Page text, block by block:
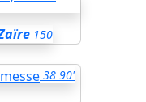
150
38 90'